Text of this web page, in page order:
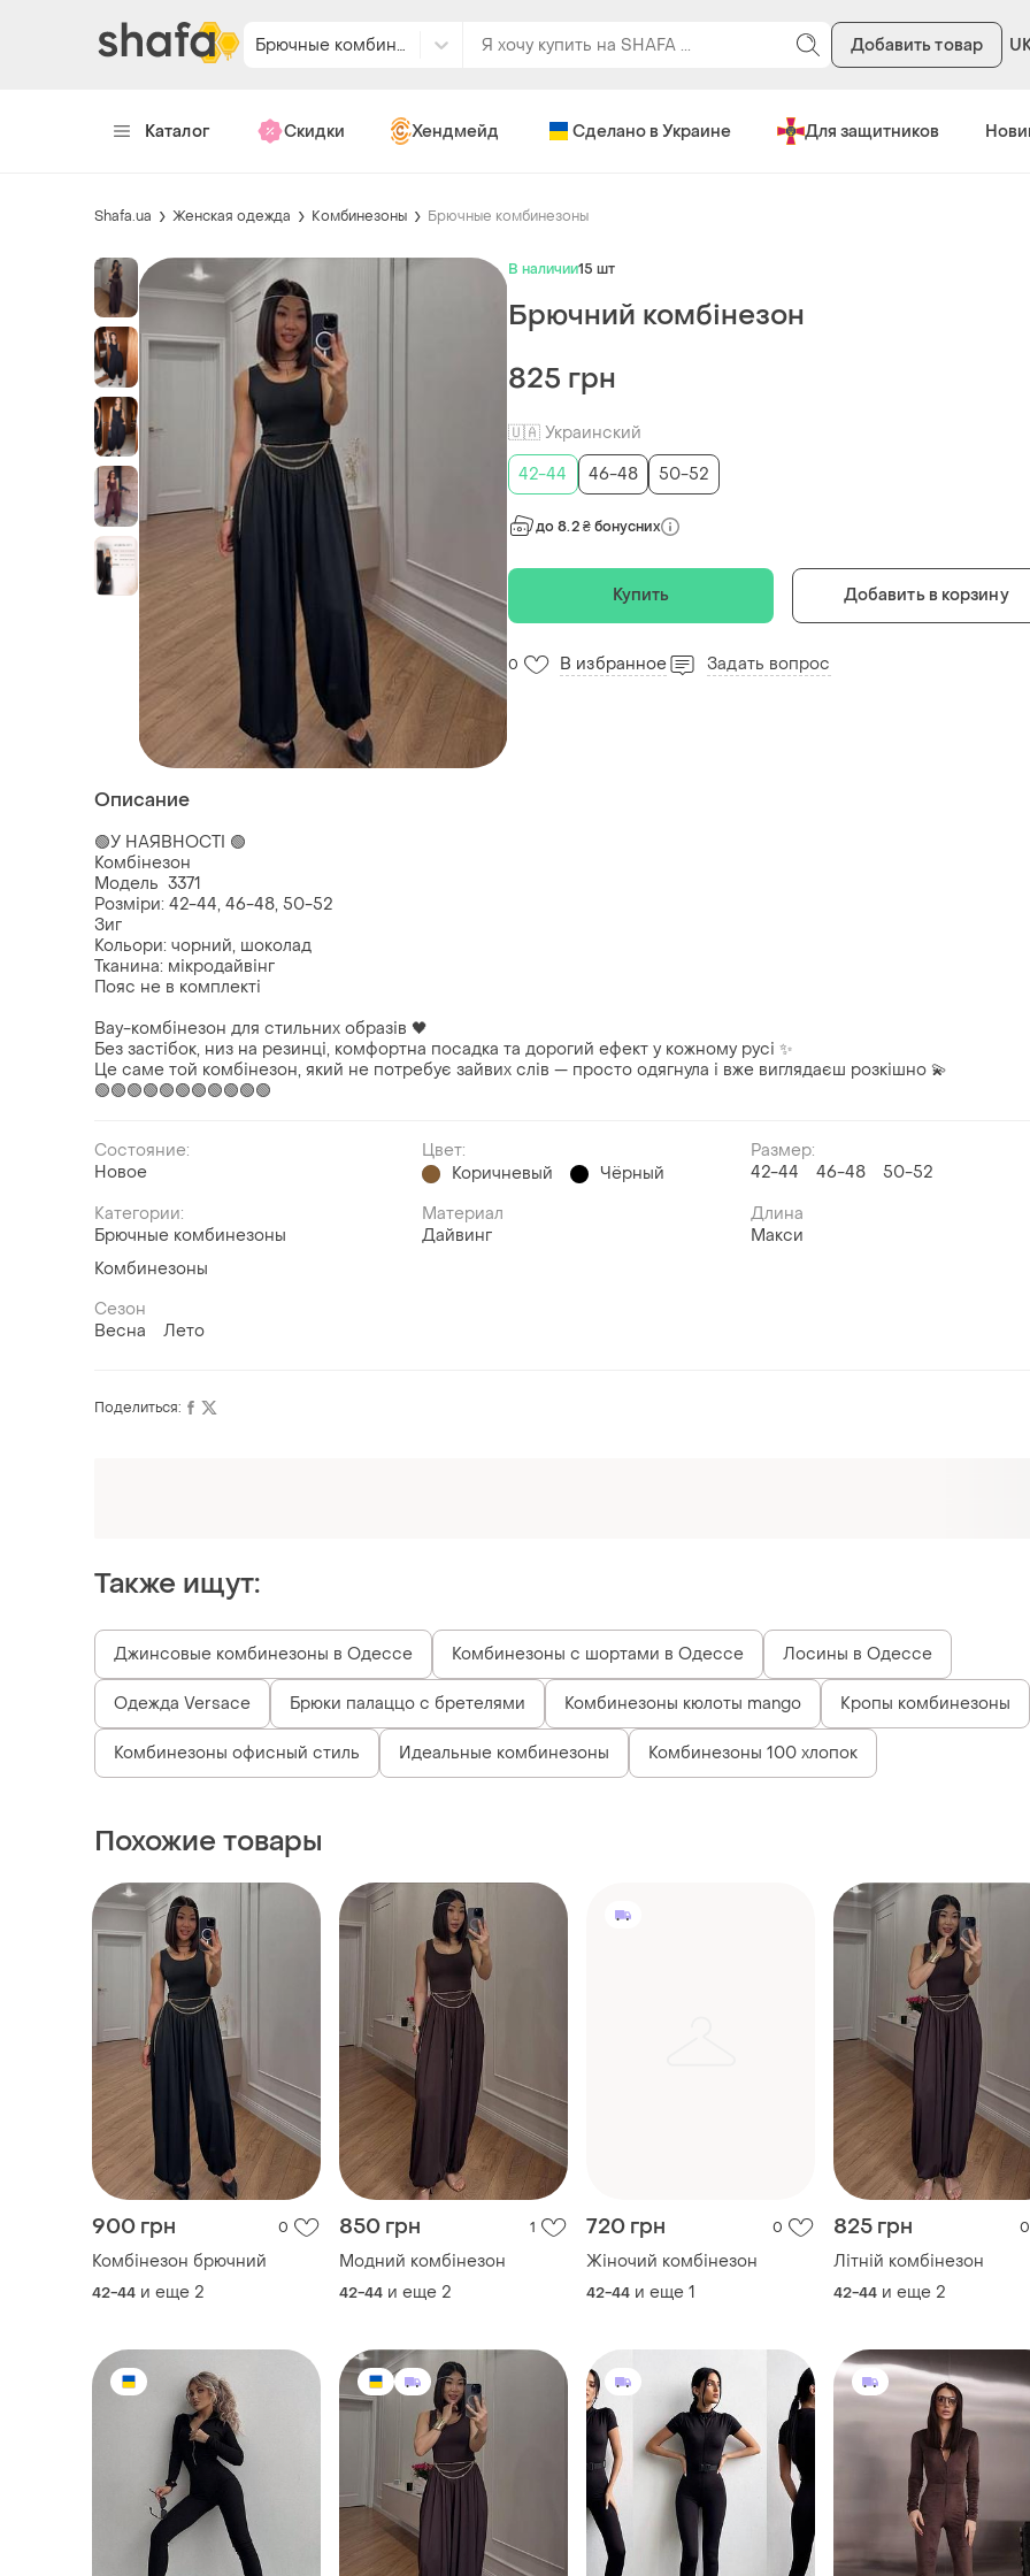
Брючные комбинезоны Добавить товар
Каталог Скидки Хендмейд Сделано в Украине Для защитников
Shafa.ua Женская одежда Комбинезоны Брючные комбинезоны
В наличии15 шт
Брючний комбінезон
825 грн
🇺🇦 Украинский
42-44
46-48 50-52
до 8.2 ₴ бонусних
Купить Добавить в корзину
0 В избранное Задать вопрос
Описание
🟢У НАЯВНОСТІ 🟢
Комбінезон
Модель 3371
Розміри: 42-44, 46-48, 50-52
Зиг
Кольори: чорний, шоколад
Тканина: мікродайвінг
Пояс не в комплекті
Вау-комбінезон для стильних образів 🖤
Без застібок, низ на резинці, комфортна посадка та дорогий ефект у кожному русі ✨
Це саме той комбінезон, який не потребує зайвих слів — просто одягнула і вже виглядаєш розкішно 💫
🟢🟢🟢🟢🟢🟢🟢🟢🟢🟢🟢
Состояние:
Новое
Цвет:
Коричневый
Чёрный
Размер:
42-44
46-48
50-52
Категории:
Брючные комбинезоны
Комбинезоны
Материал
Дайвинг
Длина
Макси
Сезон
Весна
Лето
Поделиться:
Также ищут:
Джинсовые комбинезоны в Одессе Комбинезоны с шортами в Одессе Лосины в Одессе
Одежда Versace Брюки палаццо с бретелями Комбинезоны кюлоты mango Кропы комбинезоны
Комбинезоны офисный стиль Идеальные комбинезоны Комбинезоны 100 хлопок
Похожие товары
900 грн 0
Комбінезон брючний
42-44 и еще 2
850 грн 1
Модний комбінезон
42-44 и еще 2
720 грн 0
Жіночий комбінезон
42-44 и еще 1
825 грн 0
Літній комбінезон
42-44 и еще 2